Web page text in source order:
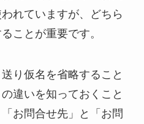
れていますが、どちら
ことが重要です。
り仮名を省略すること
違いを知っておくこと
お問合せ先」と「お問